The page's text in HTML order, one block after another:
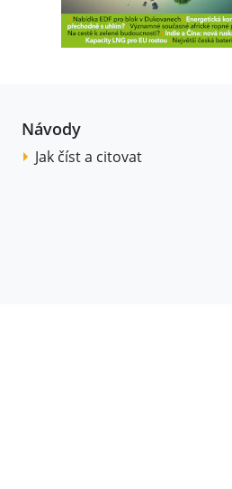
Návody
Jak číst a citovat